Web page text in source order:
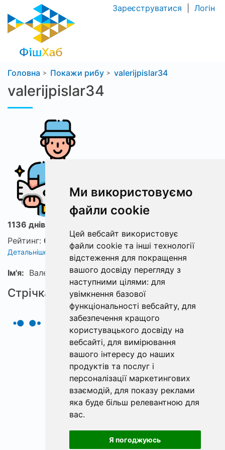
Ми використовуємо
файли cookie
Цей вебсайт використовує
файли cookie та інші технології
відстеження для покращення
вашого досвіду перегляду з
наступними цілями: для
увімкнення базової
функціональності вебсайту, для
забезпечення кращого
користувацького досвіду на
вебсайті, для вимірювання
вашого інтересу до наших
продуктів та послуг і
персоналізації маркетингових
взаємодій, для показу реклами
яка буде більш релевантною для
вас.
Я погоджуюсь
Зареєструватися Логін
Головна Покажи рибу valerijpislar34
valerijpislar34
1136 днів з ФішХаб
Рейтинг: 0
Детальніше про рейтинг
Ім'я: Валерій
Стрічка